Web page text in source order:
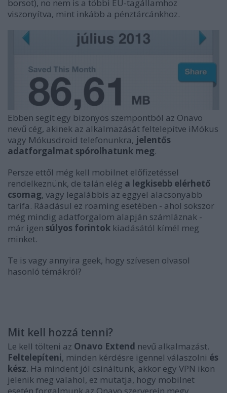
borsot), no nem is a többi EU-tagállamhoz
viszonyítva, mint inkább a pénztárcánkhoz.
Ebben segít egy bizonyos szempontból az Onavo
nevű cég, akinek az alkalmazását feltelepítve iMókus
vagy Mókusdroid telefonunkra, jelentős
adatforgalmat spórolhatunk meg.
Persze ettől még kell mobilnet előfizetéssel
rendelkeznünk, de talán elég a legkisebb elérhető
csomag, vagy legalábbis az eggyel alacsonyabb
tarifa. Ráadásul ez roaming esetében - ahol sokszor
még mindig adatforgalom alapján számláznak -
már igen súlyos forintok kiadásától kímél meg
minket.
Te is vagy annyira geek, hogy szívesen olvasol
hasonló témákról?
Mit kell hozzá tenni?
Le kell tölteni az Onavo Extend nevű alkalmazást.
Feltelepíteni, minden kérdésre igennel válaszolni és
kész. Ha mindent jól csináltunk, akkor egy VPN ikon
jelenik meg valahol, ez mutatja, hogy mobilnet
esetén forgalmunk az Onavo szerverein megy